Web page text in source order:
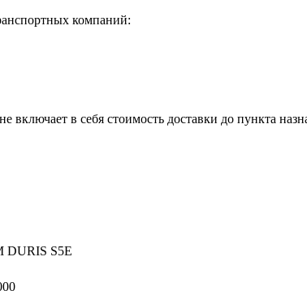
компаний:
в себя стоимость доставки до пункта
DURIS S5E